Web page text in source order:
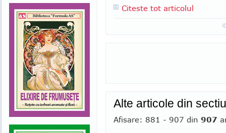
Citeste tot articolul
Alte articole din
Afisare: 881 - 907 din 907